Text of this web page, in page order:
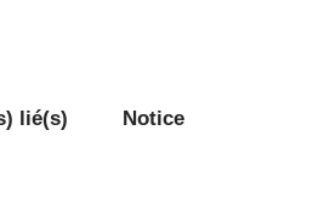
lié(s) Notice